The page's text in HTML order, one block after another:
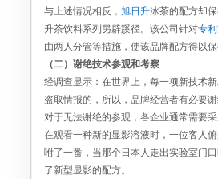
与上述情况相反， 旭日升冰茶的配方却
升茶饮料系列另辟蹊径。该公司针对专
由两人分管等措施，使该品牌配方得以
（二）谢绝技术参观和考察
经调查显示：在世界上，每一项新技术
盗取情报的，所以，品牌经营者有必要
对于无法谢绝的参观，各企业通常需要
在观看一种新的显影溶液时，一位客人
咐了一番，当那个日本人走出实验室门
了新型显影的配方。